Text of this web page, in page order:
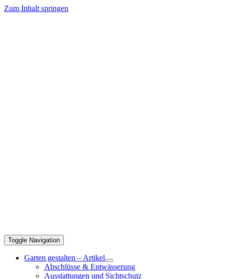
Zum Inhalt springen
Toggle Navigation
Garten gestalten – Artikel
Abschlüsse & Entwässerung
Ausstattungen und Sichtschutz